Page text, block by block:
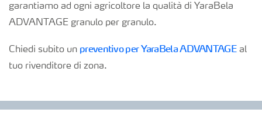
garantiamo ad ogni agricoltore la qualità di YaraBela
ADVANTAGE granulo per granulo.
Chiedi subito un preventivo per YaraBela ADVANTAGEal
tuo rivenditore di zona.